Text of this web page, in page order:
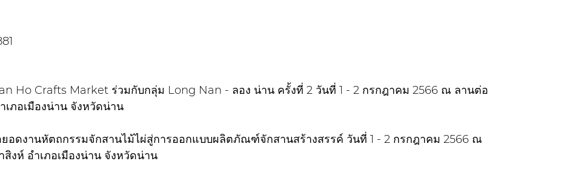
Ho Crafts Market ร่วมกับกลุ่ม Long Nan - ลอง น่าน ครั้งที่ 2 วันที่ 1 - 2 กรกฎาคม 2566 ณ ลานต่อ
ภอเมืองน่าน จังหวัดน่าน
ยอดงานหัตถกรรมจักสานไม้ไผ่สู่การออกแบบผลิตภัณฑ์จักสานสร้างสรรค์ วันที่ 1 - 2 กรกฎาคม 2566 ณ
งห์ อำเภอเมืองน่าน จังหวัดน่าน